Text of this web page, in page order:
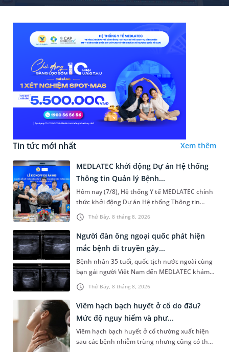
Tin tức mới nhất Xem thêm
Thứ Bảy, 8 tháng 8, 2026
MEDLATEC khởi động Dự án Hệ thống
Thông tin Quản lý Bệnh...
Hôm nay (7/8), Hệ thống Y tế MEDLATEC chính
thức khởi động Dự án Hệ thống Thông tin
Quản lý Bệnh viện (HIS - Hospital Information
System) giai đoạn mới. Dự á...
Thứ Bảy, 8 tháng 8, 2026
Người đàn ông ngoại quốc phát hiện
mắc bệnh di truyền gây...
Bệnh nhân 35 tuổi, quốc tịch nước ngoài cùng
bạn gái người Việt Nam đến MEDLATEC khám
sức khỏe tiền hôn nhân. Qua thăm khám và
làm các xét nghiệm chuyên sâu,...
Viêm hạch bạch huyết ở cổ do đâu?
Mức độ nguy hiểm và phư...
Viêm hạch bạch huyết ở cổ thường xuất hiện
sau các bệnh nhiễm trùng nhưng cũng có thể